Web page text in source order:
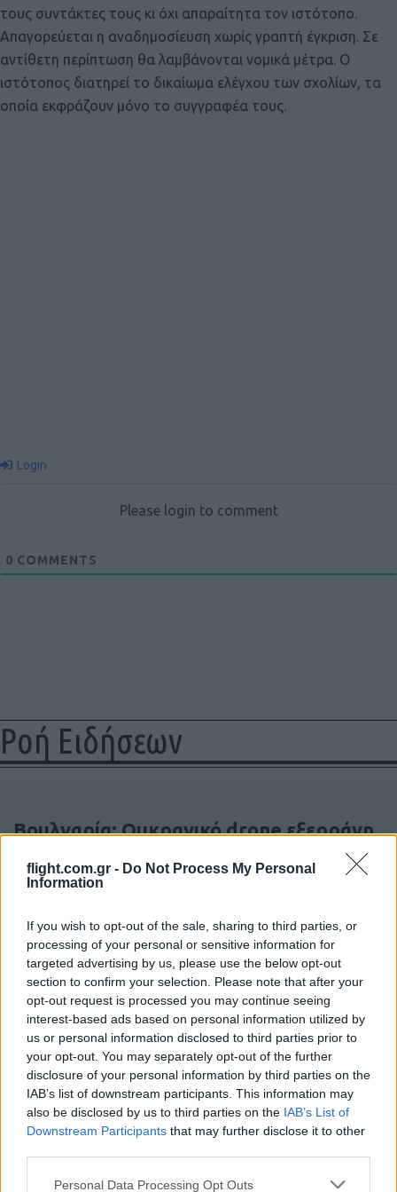
flight.com.gr - Do Not Process My Personal
Information
If you wish to opt-out of the sale, sharing to third parties, or
processing of your personal or sensitive information for
targeted advertising by us, please use the below opt-out
section to confirm your selection. Please note that after your
opt-out request is processed you may continue seeing
interest-based ads based on personal information utilized by
us or personal information disclosed to third parties prior to
your opt-out. You may separately opt-out of the further
disclosure of your personal information by third parties on the
IAB’s list of downstream participants. This information may
also be disclosed by us to third parties on the IAB’s List of
Downstream Participants that may further disclose it to other
Please note that this website/app uses one or more Google
Personal Data Processing Opt Outs
Ροή Ειδήσεων
Βουλγαρία: Ουκρανικό drone εξερράγη
Ιράν: Δεν συνομιλούμε με τις ΗΠΑ όσο
παραβιάζεται η μεταβατική συμφωνία
14:20
ΣΑΝ ΣΗΜΕΡΑ – 9 Αυγούστου 378: Μάχη
της Αδριανούπολης, οι Γότθοι
συντρίβουν τον ρωμαϊκό στρατό
τους συντάκτες τους κι όχι απαραίτητα τον ιστότοπο.
Απαγορεύεται η αναδημοσίευση χωρίς γραπτή έγκριση. Σε
αντίθετη περίπτωση θα λαμβάνονται νομικά μέτρα. Ο
ιστότοπος διατηρεί το δικαίωμα ελέγχου των σχολίων, τα
οποία εκφράζουν μόνο το συγγραφέα τους.
Login
Please login to comment
0 COMMENTS